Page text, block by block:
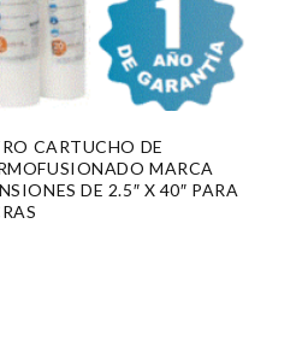
CARTUCHO DE
MARCA
DE 2.5″ X 40″ PARA